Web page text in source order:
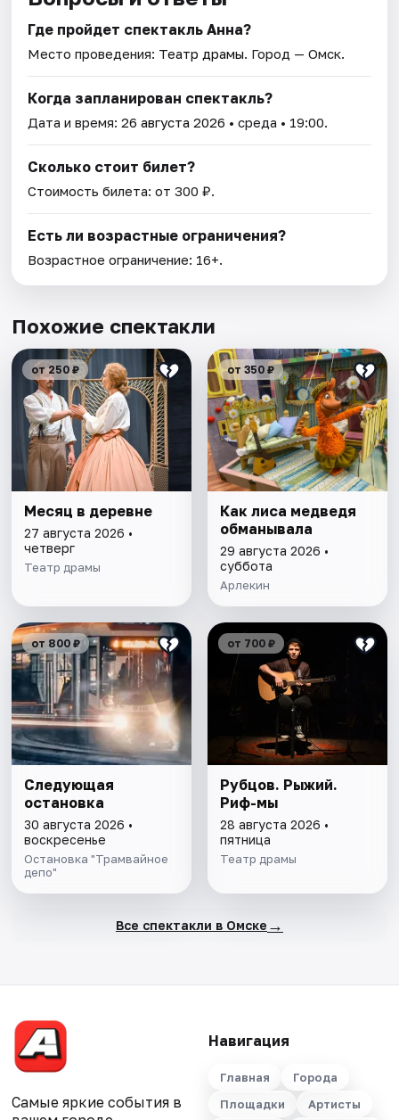
Где пройдет спектакль Анна?
Место проведения: Театр драмы. Город — Омск.
Когда запланирован спектакль?
Дата и время:26 августа 2026 • среда • 19:00.
Сколько стоит билет?
Стоимость билета: от 300 ₽.
Есть ли возрастные ограничения?
Возрастное ограничение: 16+.
Похожие спектакли
от 250 ₽
Месяц в деревне
27 августа 2026 •
четверг
Театр драмы
от 350 ₽
Как лиса медведя
обманывала
29 августа 2026 •
суббота
Арлекин
от 800 ₽
Следующая
остановка
30 августа 2026 •
воскресенье
Остановка "Трамвайное
депо"
от 700 ₽
Рубцов. Рыжий.
Риф-мы
28 августа 2026 •
пятница
Театр драмы
Все спектакли в Омске →
Самые яркие события в
Навигация
Главная
Города
Площадки
Артисты